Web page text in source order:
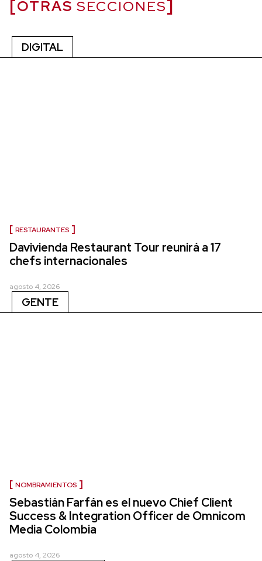
OTRAS SECCIONES
DIGITAL
RESTAURANTES
Davivienda Restaurant Tour reunirá a 17
chefs internacionales
agosto 4, 2026
GENTE
NOMBRAMIENTOS
Sebastián Farfán es el nuevo Chief Client
Success & Integration Officer de Omnicom
Media Colombia
agosto 4, 2026